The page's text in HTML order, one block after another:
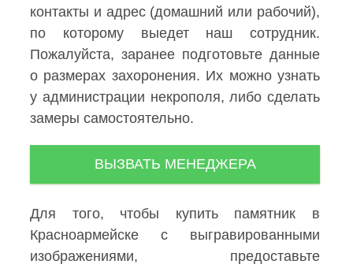
контакты и адрес (домашний или рабочий),
по которому выедет наш сотрудник.
Пожалуйста, заранее подготовьте данные
о размерах захоронения. Их можно узнать
у администрации некрополя, либо сделать
замеры самостоятельно.
ВЫЗВАТЬ МЕНЕДЖЕРА
Для того, чтобы купить памятник в
Красноармейске с выгравированными
изображениями, предоставьте